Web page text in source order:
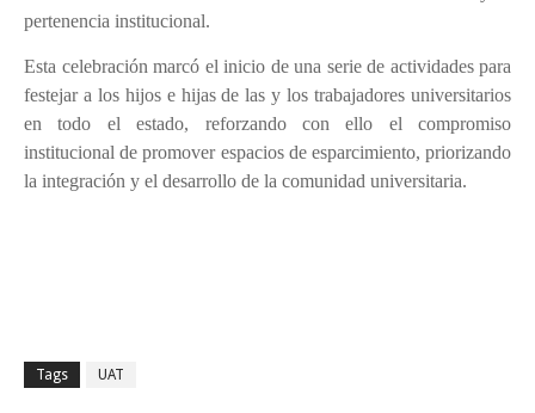
pertenencia institucional.
Esta celebración marcó el inicio de una serie de actividades para
festejar a los hijos e hijas de las y los trabajadores universitarios
en todo el estado, reforzando con ello el compromiso
institucional de promover espacios de esparcimiento, priorizando
la integración y el desarrollo de la comunidad universitaria.
Tags UAT